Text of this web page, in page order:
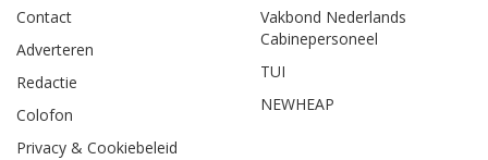
Contact
Adverteren
Redactie
Colofon
Privacy & Cookiebeleid
Vakbond Nederlands
Cabinepersoneel
TUI
NEWHEAP